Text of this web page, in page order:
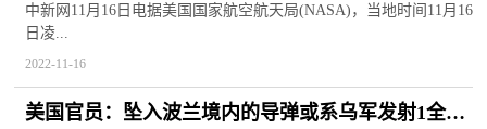
月球第一步
中新网11月16日电据美国国家航空航天局(NASA)，当地时间11月16
日凌...
2022-11-16
美国官员：坠入波兰境内的导弹或系乌军发射1全球